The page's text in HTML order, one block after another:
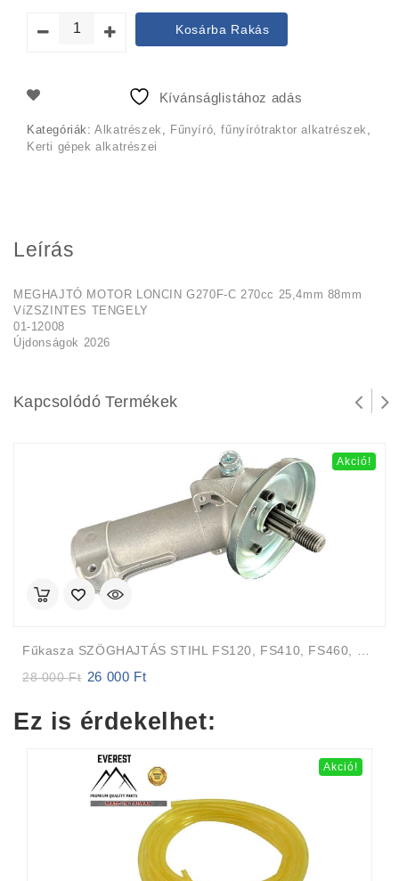
was:
119
990 Ft.
is:
104
Kosárba Rakás
Kívánságlistához adás
Kategóriák:Alkatrészek Fűnyíró, fűnyírótraktor alkatrészek
Kerti gépek alkatrészei
Leírás
MEGHAJTÓ MOTOR LONCIN G270F-C 270cc 25,4mm 88mm
VíZSZINTES TENGELY
01-12008
Újdonságok 2026
Kapcsolódó Termékek
Akció!
28 000Ft
Original
28
26 000 Ft
26
Ez is érdekelhet:
Akció!